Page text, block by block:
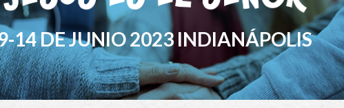
14 DE JUNIO 2023 INDIANÁPOLIS